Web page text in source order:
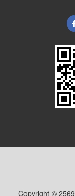
Copyright © 2569